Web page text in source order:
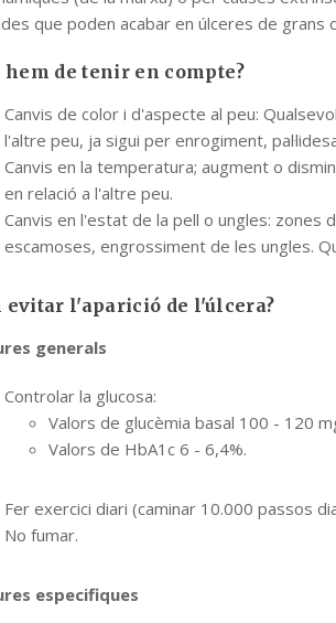
que poden acabar en úlceres de grans
hem de tenir en compte?
Canvis de color i d'aspecte al peu:
l'altre peu, ja sigui per enrogiment,
Canvis en la temperatura; augment o
en relació a l'altre peu.
Canvis en l'estat de la pell o ungles: zones
escamoses, engrossiment de les ungles.
evitar l'aparició de l'úlcera?
generals
Controlar la glucosa:
Valors de glucèmia basal 100 - 120
Valors de HbA1c 6 - 6,4%.
Fer exercici diari (caminar 10.000 passos
No fumar.
especifiques